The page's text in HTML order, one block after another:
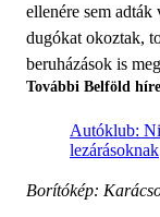
ellenére sem adták
dugókat okoztak,
beruházások is
További Belföld
Autóklub:
lezárásoknak
Borítókép: